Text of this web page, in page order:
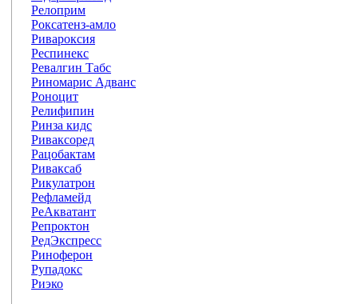
Релоприм
Роксатенз-амло
Ривароксия
Респинекс
Ревалгин Табс
Риномарис Адванс
Роноцит
Релифипин
Ринза кидс
Риваксоред
Рацобактам
Риваксаб
Рикулатрон
Рефламейд
РеАкватант
Репроктон
РедЭкспресс
Риноферон
Рупадокс
Риэко